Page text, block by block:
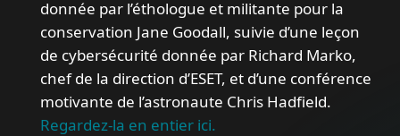
donnée par l’éthologue et militante pour la
conservation Jane Goodall, suivie d’une leçon
de cybersécurité donnée par Richard Marko,
chef de la direction d’ESET, et d’une conférence
motivante de l’astronaute Chris Hadfield.
Regardez-la en entier ici.